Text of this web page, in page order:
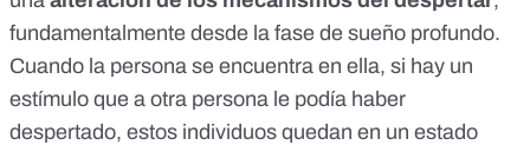
fundamentalmente desde la fase de sueño profundo.
Cuando la persona se encuentra en ella, si hay un
estímulo que a otra persona le podía haber
despertado, estos individuos quedan en un estado